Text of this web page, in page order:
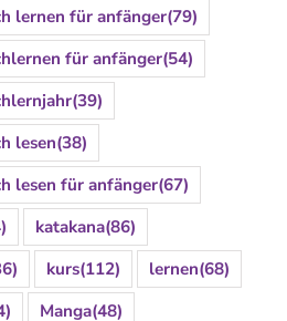
lernen für anfänger(79)
für anfänger(54)
(39)
lesen(38)
lesen für anfänger(67)
katakana(86)
kurs(112) lernen(68)
Manga(48)